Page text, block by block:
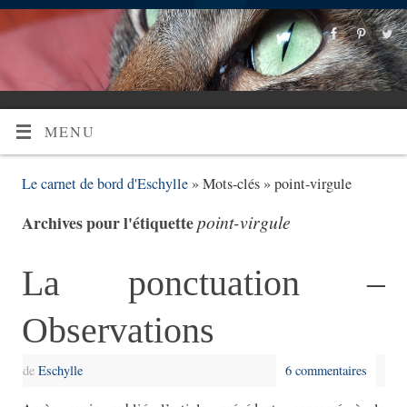
MENU
Le carnet de bord d'Eschylle » Mots-clés » point-virgule
Archives pour l'étiquettepoint-virgule
La ponctuation –
Observations
deEschylle 6 commentaires